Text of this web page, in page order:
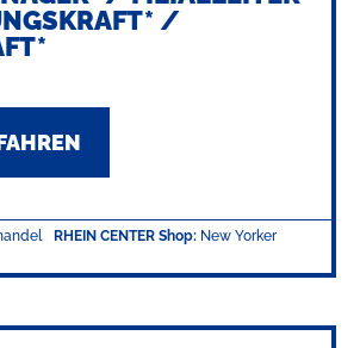
/
RHEIN CENTER Shop: New Yorker